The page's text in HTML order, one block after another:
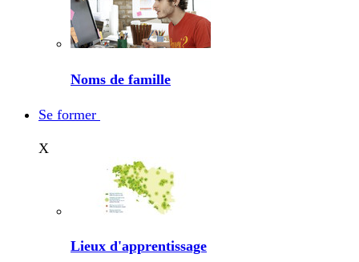
Noms de famille
Se former
X
Lieux d'apprentissage